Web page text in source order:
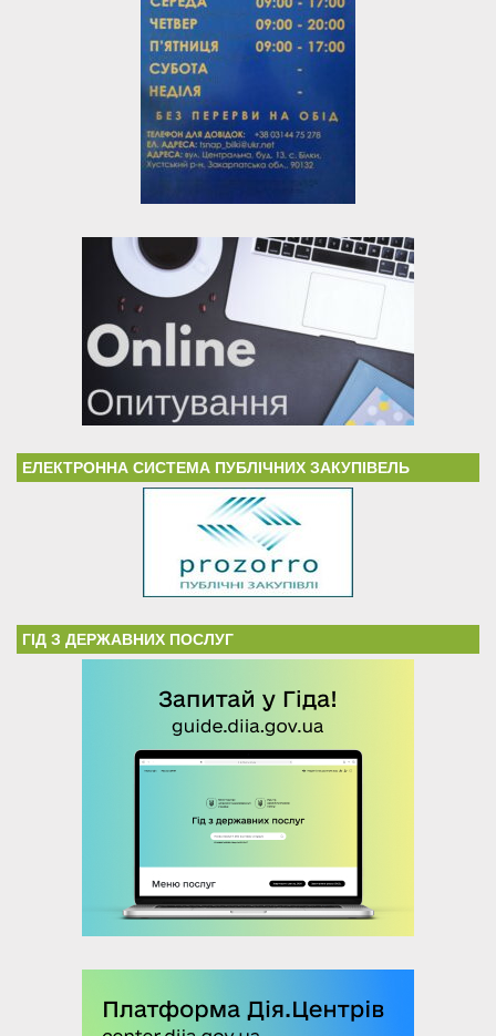
ЕЛЕКТРОННА СИСТЕМА ПУБЛІЧНИХ ЗАКУПІВЕЛЬ
ГІД З ДЕРЖАВНИХ ПОСЛУГ